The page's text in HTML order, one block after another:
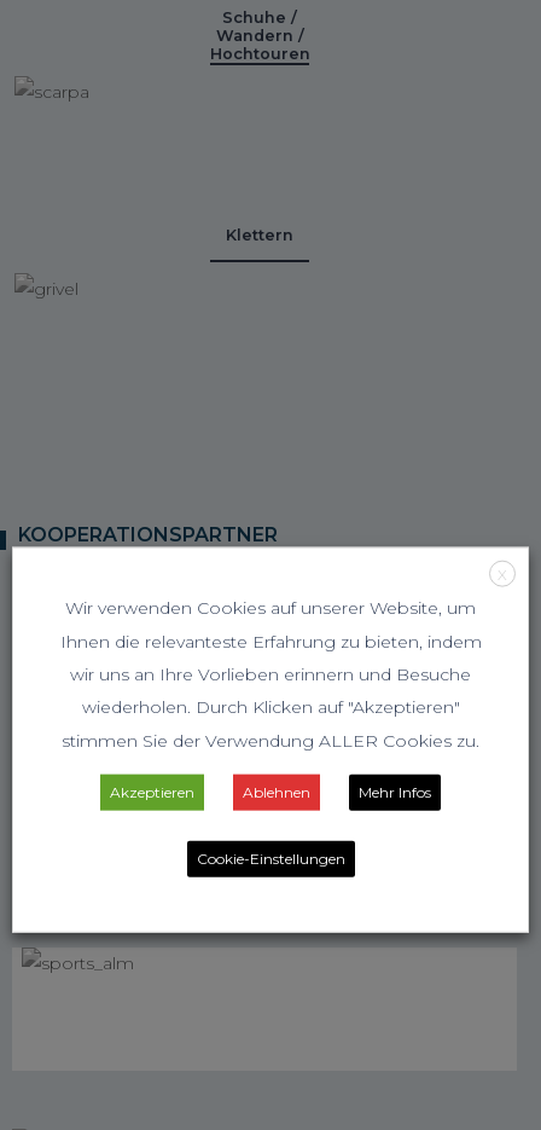
Schuhe /
Wandern /
Hochtouren
Klettern
KOOPERATIONSPARTNER
X
Wir verwenden Cookies auf unserer Website, um
Ihnen die relevanteste Erfahrung zu bieten, indem
wir uns an Ihre Vorlieben erinnern und Besuche
wiederholen. Durch Klicken auf "Akzeptieren"
stimmen Sie der Verwendung ALLER Cookies zu.
Akzeptieren Ablehnen Mehr Infos
Cookie-Einstellungen